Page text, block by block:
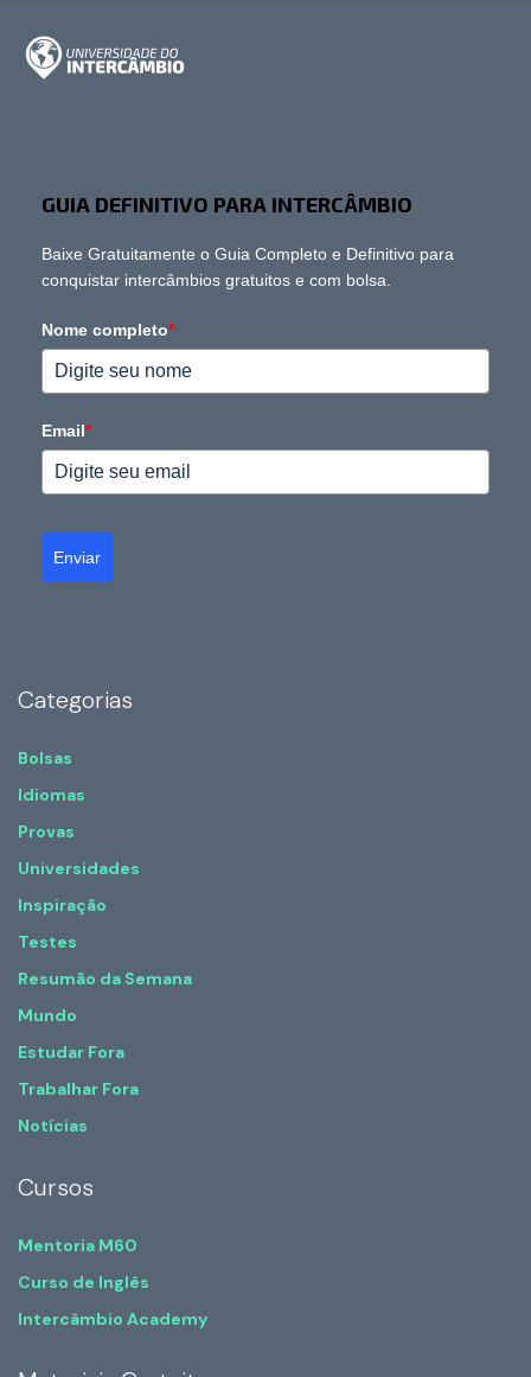
GUIA DEFINITIVO PARA INTERCÂMBIO
Baixe Gratuitamente o Guia Completo e Definitivo para
conquistar intercâmbios gratuitos e com bolsa.
Nome completo*
Email*
Enviar
Categorias
Bolsas
Idiomas
Provas
Universidades
Inspiração
Testes
Resumão da Semana
Mundo
Estudar Fora
Trabalhar Fora
Notícias
Cursos
Mentoria M60
Curso de Inglês
Intercâmbio Academy